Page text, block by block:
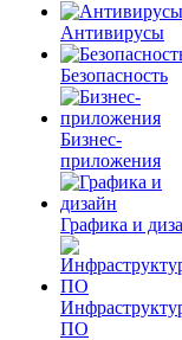
Антивирусы
Безопасность
Бизнес-
приложения
Графика и
ПО